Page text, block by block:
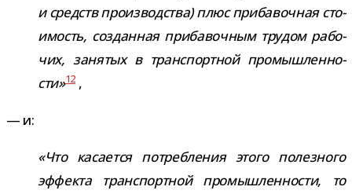
и средств про­из­вод­ства) плюс при­ба­воч­ная сто­
и­мость, создан­ная при­ба­воч­ным тру­дом рабо­
чих, заня­тых в транс­порт­ной про­мыш­лен­но­
сти»12,
— и:
«Что каса­ется потреб­ле­ния этого полез­ного
эффекта транс­порт­ной про­мыш­лен­но­сти, то